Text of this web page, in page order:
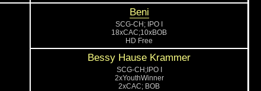
Beni
SCG-CH; IPO I
18xCAC;10xBOB
HD Free
Bessy Hause Krammer
SCG-CH;IPO I
2xYouthWinner
2xCAC; BOB